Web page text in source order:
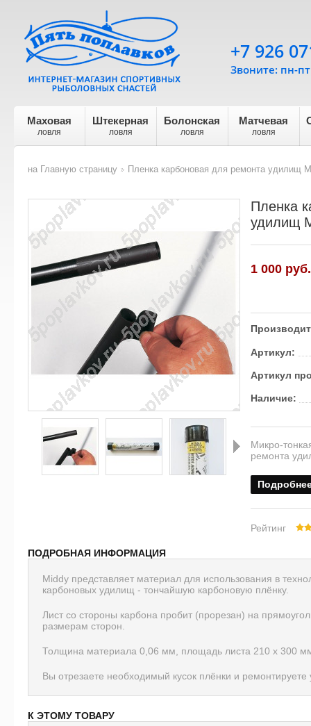
Маховая
ловля
Штекерная
ловля
Болонская
ловля
Матчевая
ловля
+7 926
Звоните: пн-
на Главную страницу
Пленка карбоновая для ремонта удилищ
Далее
Пленка
удилищ
1 000 руб.
Артикул:
Артикул
Наличие:
Микро-
ремонта
Рейтинг
ПОДРОБНАЯ ИНФОРМАЦИЯ
Middy представляет материал для использования в
карбоновых удилищ - тончайшую карбоновую плёнку.
Лист со стороны карбона пробит (прорезан) на
размерам сторон.
Толщина материала 0,06 мм, площадь листа 210 х 300
Вы отрезаете необходимый кусок плёнки и
К ЭТОМУ ТОВАРУ